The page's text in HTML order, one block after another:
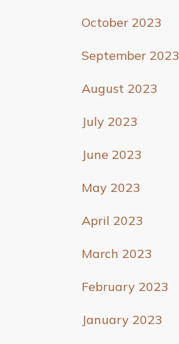
October 2023
September 2023
August 2023
July 2023
June 2023
May 2023
April 2023
March 2023
February 2023
January 2023